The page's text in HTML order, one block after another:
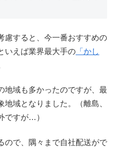
慮すると、今一番おすすめの
いえば業界最大手の 「かし
地域も多かったのですが、最
域となりました。（離島、
ですが…）
ので、隅々まで自社配送がで